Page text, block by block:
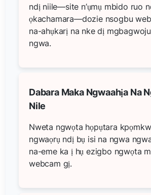
ndị niile—site n’ụmụ mbido ruo
ọkachamara—dozie nsogbu
na-ahụkarị na nke dị
ngwa.
Dabara Maka Ngwaahịa Na
Nile
Nweta ngwọta họpụtara
ngwaọrụ ndị bụ isi na ngwa
na-eme ka ị hụ ezigbo ngwọta
webcam gị.